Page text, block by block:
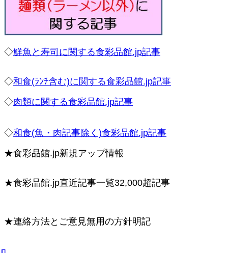
◇鮮魚と寿司に関する食彩品館.jp記事
◇和食(ﾗﾝﾁ含む)に関する食彩品館.jp記事
◇肉類に関する食彩品館.jp記事
◇和食(魚・肉記事除く)食彩品館.jp記事
★食彩品館.jp新規アップ情報
★食彩品館.jp直近記事一覧32,000超記事
★連絡方法とご意見無用の方針明記